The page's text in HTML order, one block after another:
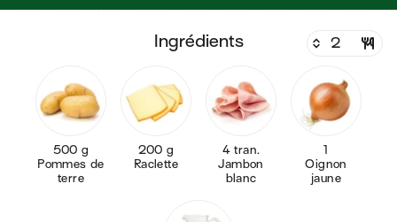
ingrédients
500 g
Pommes de
terre
200 g
Raclette
4 tran.
Jambon
blanc
1
Oignon
jaune